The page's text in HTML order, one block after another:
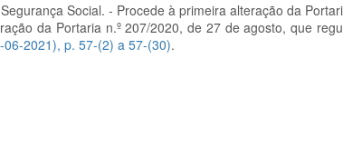
Social. - Procede à primeira alteração da
da Portaria n.º 207/2020, de 27 de agosto, que
06-2021), p. 57-(2) a 57-(30).